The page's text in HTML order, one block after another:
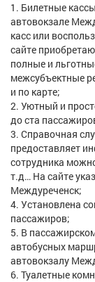
Билетные
автовокзале
касс или
сайте
полные и
межсубъектные
и по карте;
Уютный и
до ста
Справочная
предоставляет
сотрудника
т.д… На сайте
Междуреченск;
Установлена
пассажиров;
В
автобусных
автовокзалу
Туалетные